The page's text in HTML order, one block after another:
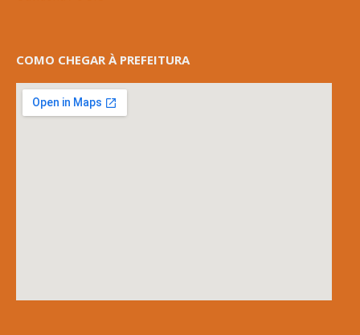
COMO CHEGAR À PREFEITURA